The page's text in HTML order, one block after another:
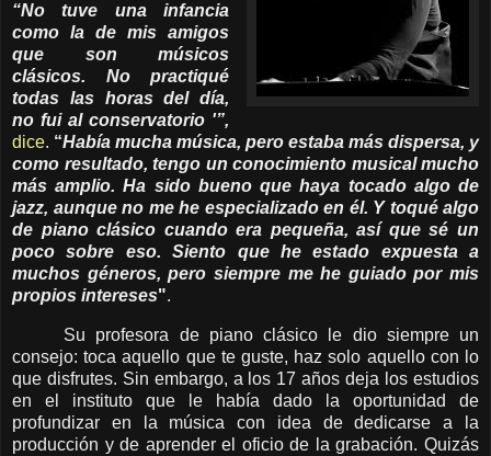
“No tuve una infancia
como la de mis amigos
que son músicos
clásicos. No practiqué
todas las horas del día,
no fui al conservatorio '”,
dice. “Había mucha música, pero estaba más dispersa, y
como resultado, tengo un conocimiento musical mucho
más amplio. Ha sido bueno que haya tocado algo de
jazz, aunque no me he especializado en él. Y toqué algo
de piano clásico cuando era pequeña, así que sé un
poco sobre eso. Siento que he estado expuesta a
muchos géneros, pero siempre me he guiado por mis
propios intereses".
Su profesora de piano clásico le dio siempre un
consejo: toca aquello que te guste, haz solo aquello con lo
que disfrutes. Sin embargo, a los 17 años deja los estudios
en el instituto que le había dado la oportunidad de
profundizar en la música con idea de dedicarse a la
producción y de aprender el oficio de la grabación. Quizás